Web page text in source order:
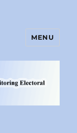
MENU